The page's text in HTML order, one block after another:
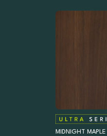
MIDNIGHT MAPLE